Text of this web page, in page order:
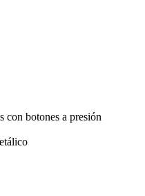
con botones a presión